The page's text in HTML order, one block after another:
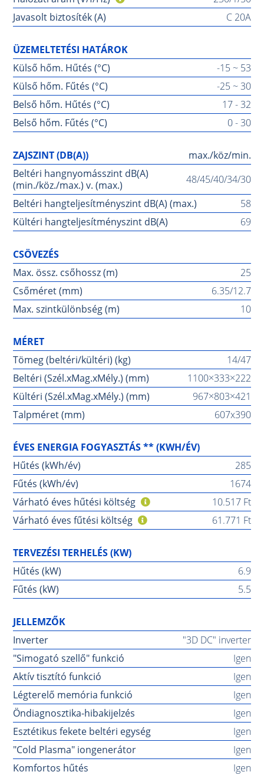
Javasolt biztosíték (A)
C 20A
ÜZEMELTETÉSI HATÁROK
Külső hőm. Hűtés (°C)
-15 ~ 53
Külső hőm. Fűtés (°C)
-25 ~ 30
Belső hőm. Hűtés (°C)
17 - 32
Belső hőm. Fűtés (°C)
0 - 30
ZAJSZINT (DB(A))
max./köz/min.
Beltéri hangnyomásszint dB(A)
(min./köz./max.) v. (max.)
48/45/40/34/30
Beltéri hangteljesítményszint dB(A) (max.)
58
Kültéri hangteljesítményszint dB(A)
69
CSÖVEZÉS
Max. össz. csőhossz (m)
25
Csőméret (mm)
6.35/12.7
Max. szintkülönbség (m)
10
MÉRET
Tömeg (beltéri/kültéri) (kg)
14/47
Beltéri (Szél.xMag.xMély.) (mm)
1100×333×222
Kültéri (Szél.xMag.xMély.) (mm)
967×803×421
Talpméret (mm)
607x390
ÉVES ENERGIA FOGYASZTÁS ** (KWH/ÉV)
Hűtés (kWh/év)
285
Fűtés (kWh/év)
1674
Várható éves hűtési költség
10.517 Ft
Várható éves fűtési költség
61.771 Ft
TERVEZÉSI TERHELÉS (KW)
Hűtés (kW)
6.9
Fűtés (kW)
5.5
JELLEMZŐK
Inverter
"3D DC" inverter
"Simogató szellő" funkció
Igen
Aktív tisztító funkció
Igen
Légterelő memória funkció
Igen
Öndiagnosztika-hibakijelzés
Igen
Esztétikus fekete beltéri egység
Igen
"Cold Plasma" iongenerátor
Igen
Komfortos hűtés
Igen